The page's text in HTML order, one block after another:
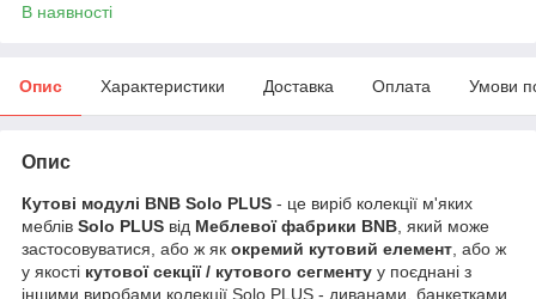
В наявності
Опис Характеристики Доставка Оплата Умови
Опис
Кутові модулі BNB Solo PLUS - це виріб колекції м'яких
меблів Solo PLUS від Меблевої фабрики BNB , який може
застосовуватися, або ж як окремий кутовий елемент , або ж
у якості кутової секції / кутового сегменту у поєднані з
іншими виробами колекції Solo PLUS - диванами, банкетками